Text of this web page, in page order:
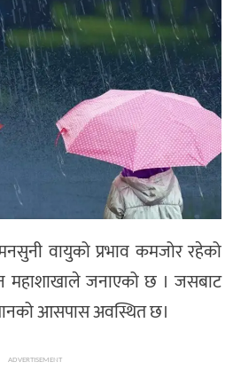
वायुको प्रभाव कमजोर रहेको
महाशाखाले जनाएको छ । जसबाट
आसपास अवस्थित छ।
ADVERTISEMENT